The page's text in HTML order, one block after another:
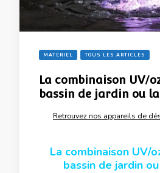
MATERIEL TOUS LES ARTICLES
La combinaison UV/
bassin de jardin ou
Retrouvez nos appareils de
La combinaison UV/
bassin de jardin